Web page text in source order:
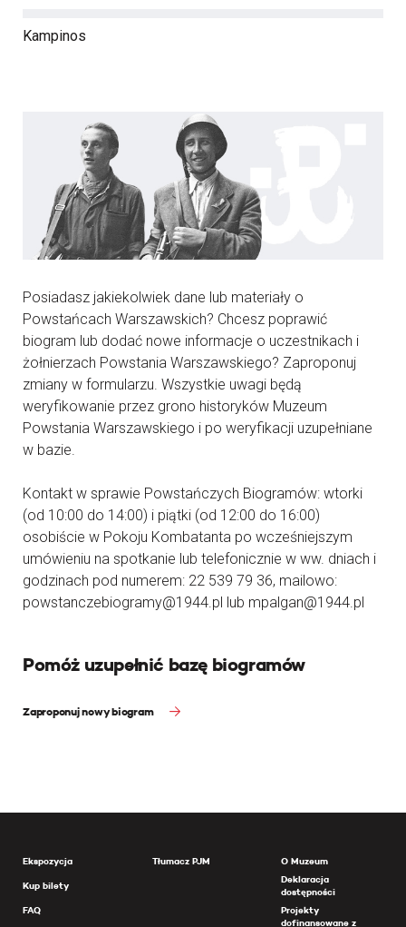
Kampinos
Posiadasz jakiekolwiek dane lub materiały o
Powstańcach Warszawskich? Chcesz poprawić
biogram lub dodać nowe informacje o uczestnikach i
żołnierzach Powstania Warszawskiego? Zaproponuj
zmiany w formularzu. Wszystkie uwagi będą
weryfikowanie przez grono historyków Muzeum
Powstania Warszawskiego i po weryfikacji uzupełniane
w bazie.
Kontakt w sprawie Powstańczych Biogramów: wtorki
(od 10:00 do 14:00) i piątki (od 12:00 do 16:00)
osobiście w Pokoju Kombatanta po wcześniejszym
umówieniu na spotkanie lub telefonicznie w ww. dniach i
godzinach pod numerem: 22 539 79 36, mailowo:
powstanczebiogramy@1944.pl lub mpalgan@1944.pl
Pomóż uzupełnić bazę biogramów
Zaproponuj nowy biogram
Ekspozycja
Kup bilety
FAQ
Tłumacz PJM
O Muzeum
Deklaracja
dostępności
Projekty
dofinansowane z